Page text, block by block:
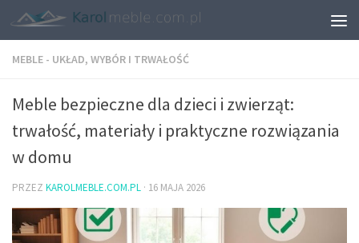
MEBLE - UKŁAD, WYBÓR I TRWAŁOŚĆ
Meble bezpieczne dla dzieci i zwierząt:
trwałość, materiały i praktyczne rozwiązania
w domu
PRZEZ KAROLMEBLE.COM.PL · 16 MAJA 2026